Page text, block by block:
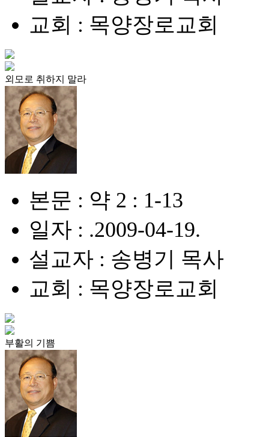
교회 : 목양장로교회
외모로 취하지 말라
본문 : 약 2 : 1-13
일자 : .2009-04-19.
설교자 : 송병기 목사
교회 : 목양장로교회
부활의 기쁨